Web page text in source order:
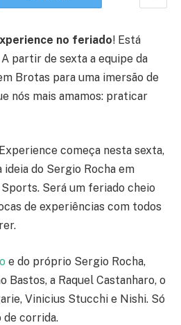
no feriado! Está
partir de sexta a equipe da
Brotas para uma imersão de
nós mais amamos: praticar
começa nesta sexta,
ideia do Sergio Rocha em
Será um feriado cheio
de experiências com todos
e do próprio Sergio Rocha,
Bastos, a Raquel Castanharo, o
Vinicius Stucchi e Nishi. Só
de corrida.